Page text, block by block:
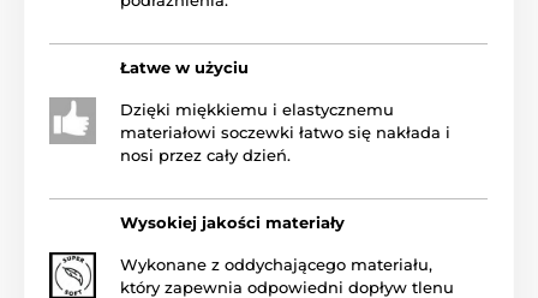
Łatwe w użyciu
Dzięki miękkiemu i elastycznemu
materiałowi soczewki łatwo się nakłada i
nosi przez cały dzień.
Wysokiej jakości materiały
Wykonane z oddychającego materiału,
który zapewnia odpowiedni dopływ tlenu